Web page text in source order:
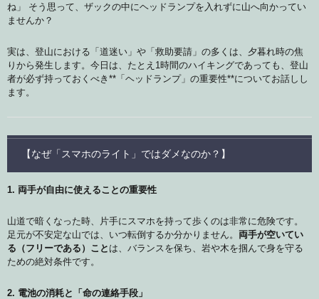
ね」 そう思って、ザックの中にヘッドランプを入れずに山へ向かってい
ませんか？
実は、登山における「道迷い」や「救助要請」の多くは、夕暮れ時の焦
りから発生します。今日は、たとえ1時間のハイキングであっても、登山
者が必ず持っておくべき**「ヘッドランプ」の重要性**についてお話しし
ます。
【なぜ「スマホのライト」ではダメなのか？】
1. 両手が自由に使えることの重要性
山道で暗くなった時、片手にスマホを持って歩くのは非常に危険です。
足元が不安定な山では、いつ転倒するか分かりません。 両手が空いてい
る（フリーである）こと は、バランスを保ち、岩や木を掴んで身を守る
ための絶対条件です。
2. 電池の消耗と「命の連絡手段」